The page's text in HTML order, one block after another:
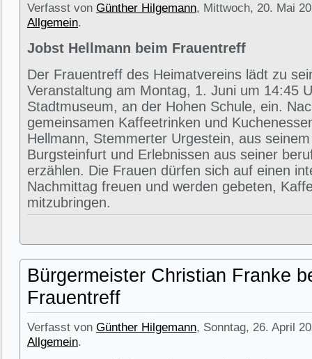
Verfasst von Günther Hilgemann, Mittwoch, 20. Mai
Allgemein.
Jobst Hellmann beim Frauentreff
Der Frauentreff des Heimatvereins lädt zu
Veranstaltung am Montag, 1. Juni um 14:45
Stadtmuseum, an der Hohen Schule, ein.
gemeinsamen Kaffeetrinken und
Hellmann, Stemmerter Urgestein, aus
Burgsteinfurt und Erlebnissen aus seiner
erzählen. Die Frauen dürfen sich auf einen
Nachmittag freuen und werden gebeten,
mitzubringen.
Bürgermeister Christian Franke
Frauentreff
Verfasst von Günther Hilgemann, Sonntag, 26. April
Allgemein.